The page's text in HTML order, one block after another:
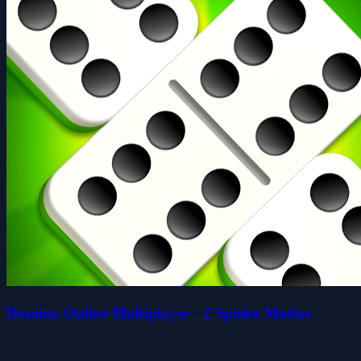
Domino Online Multiplayer - 2 Spieler Modus